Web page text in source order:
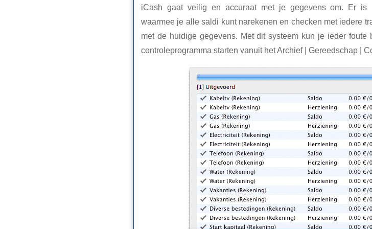
iCash gaat veilig en accuraat met je gegevens om. Er is
waarmee je alle saldi kunt narekenen en checken met iedere
met de huidige gegevens. Met dit systeem kun je ieder
controleprogramma starten vanuit het Archief | Gereedschap |